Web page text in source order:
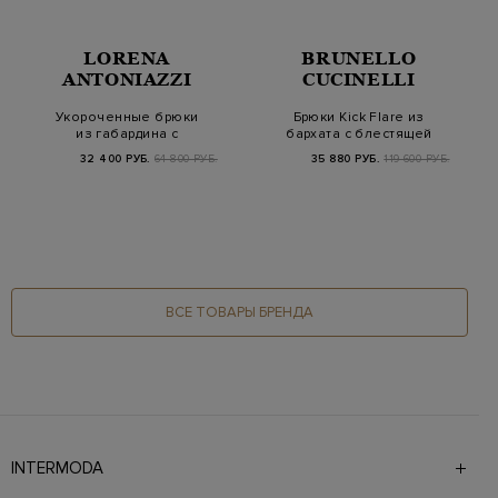
LORENA
ANTONIAZZI
Укороченные брюки
из габардина с
фактурными
защипами и…
32 400 РУБ. 64 800 РУБ.
BRUNELLO
CUCINELLI
Брюки Kick Flare из
бархата с блестящей
петелькой
35 880 РУБ. 119 600 РУБ.
ВСЕ ТОВАРЫ БРЕНДА
INTERMODA